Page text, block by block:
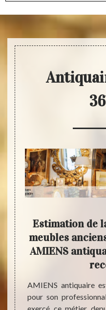
Estimation de
meubles
AMIENS
AMIENS antiquaire
pour son